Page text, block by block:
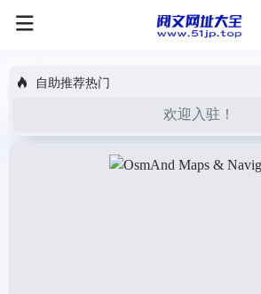
自助推荐热门
欢迎入驻！